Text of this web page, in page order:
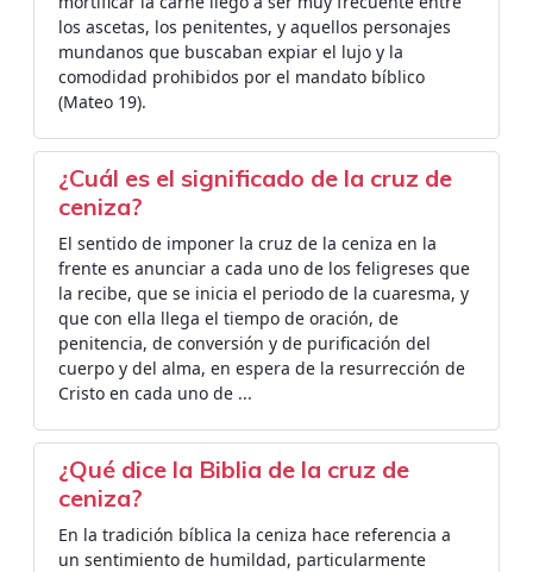
los ascetas, los penitentes, y aquellos personajes
mundanos que buscaban expiar el lujo y la
comodidad prohibidos por el mandato bíblico
(Mateo 19).
¿Cuál es el significado de la cruz de
ceniza?
El sentido de imponer la cruz de la ceniza en la
frente es anunciar a cada uno de los feligreses que
la recibe, que se inicia el periodo de la cuaresma, y
que con ella llega el tiempo de oración, de
penitencia, de conversión y de purificación del
cuerpo y del alma, en espera de la resurrección de
Cristo en cada uno de ...
¿Qué dice la Biblia de la cruz de
ceniza?
En la tradición bíblica la ceniza hace referencia a
un sentimiento de humildad, particularmente